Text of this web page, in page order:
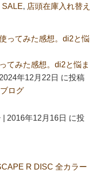
SALE, 店頭在庫入れ替え
てみた感想。di2と悩ま
2024年12月22日 に投稿
ログ
2016年12月16日 に投
R DISC 全カラー